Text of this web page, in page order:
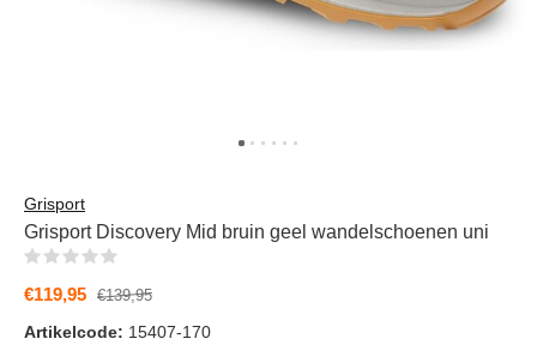
Grisport
Grisport Discovery Mid bruin geel wandelschoenen uni
€119,95 €139,95
Artikelcode: 15407-170